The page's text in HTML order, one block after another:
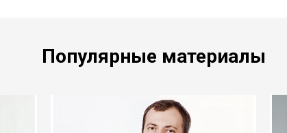
Популярные материалы